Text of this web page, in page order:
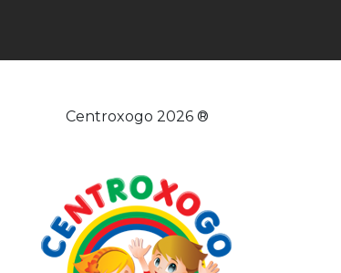
Centroxogo 2026 ®